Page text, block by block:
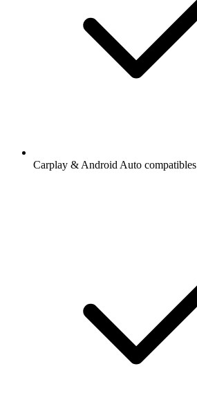
Carplay & Android Auto compatibles